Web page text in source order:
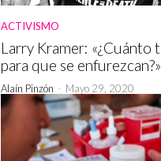
ACTIVISMO
Larry Kramer: «¿Cuánto
para que se enfurezcan?»
Alaín Pinzón - Mayo 29, 2020